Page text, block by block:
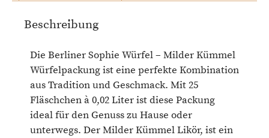
Beschreibung
Die Berliner Sophie Würfel – Milder Kümmel
Würfelpackung ist eine perfekte Kombination
aus Tradition und Geschmack. Mit 25
Fläschchen à 0,02 Liter ist diese Packung
ideal für den Genuss zu Hause oder
unterwegs. Der Milder Kümmel Likör, ist ein